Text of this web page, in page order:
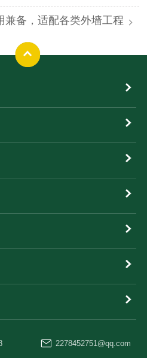
兼备，适配各类外墙工程
2278452751@qq.com